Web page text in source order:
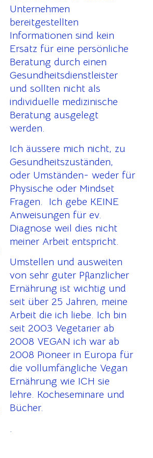
Unternehmen
bereitgestellten
Informationen sind kein
Ersatz für eine persönliche
Beratung durch einen
Gesundheitsdienstleister
und sollten nicht als
individuelle medizinische
Beratung ausgelegt
werden.
Ich äussere mich nicht, zu
Gesundheitszuständen,
oder Umständen- weder für
Physische oder Mindset
Fragen. Ich gebe KEINE
Anweisungen für ev.
Diagnose weil dies nicht
meiner Arbeit entspricht.
Umstellen und ausweiten
von sehr guter Pflanzlicher
Ernährung ist wichtig und
seit über 25 Jahren, meine
Arbeit die ich liebe. Ich bin
seit 2003 Vegetarier ab
2008 VEGAN ich war ab
2008 Pioneer in Europa für
die vollumfängliche Vegan
Ernährung wie ICH sie
lehre. Kocheseminare und
Bücher.
.